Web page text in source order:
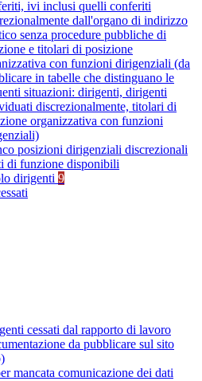
ivi inclusi quelli conferiti
dall'organo di indirizzo
senza procedure pubbliche di
e titolari di posizione
con funzioni dirigenziali (da
in tabelle che distinguano le
situazioni: dirigenti, dirigenti
discrezionalmente, titolari di
organizzativa con funzioni
posizioni dirigenziali discrezionali
di funzione disponibili
dirigenti 9
cessati dal rapporto di lavoro
da pubblicare sul sito
mancata comunicazione dei dati